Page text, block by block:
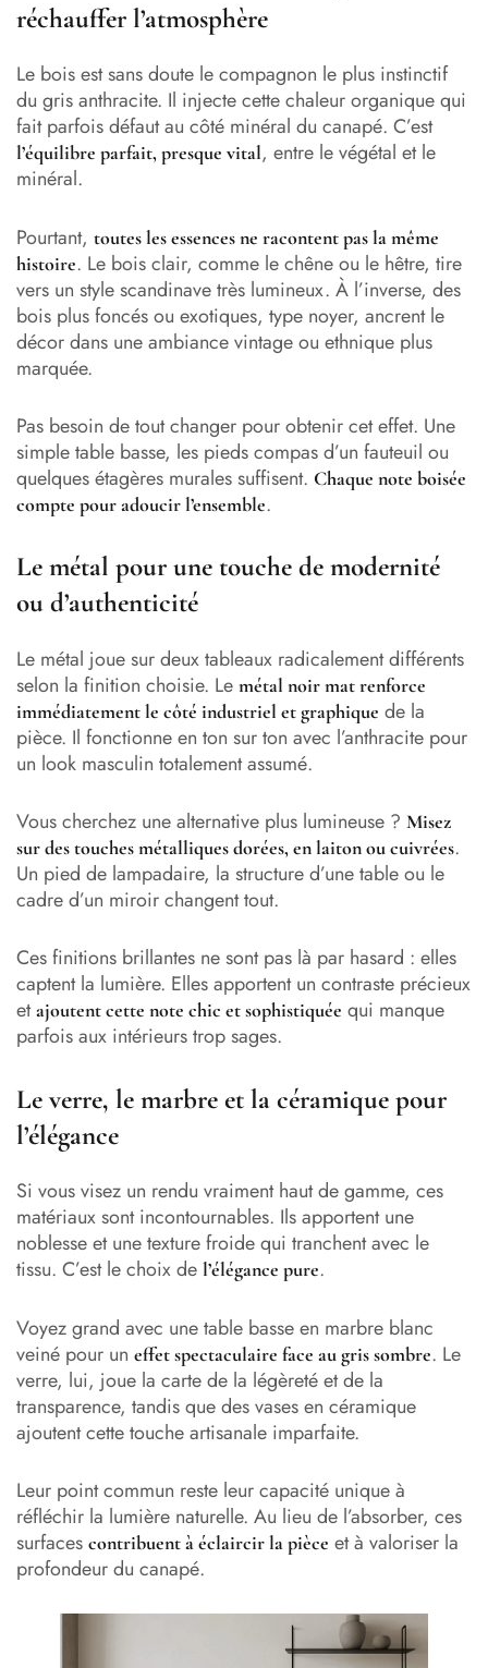
réchauffer l’atmosphère
Le bois est sans doute le compagnon le plus instinctif
du gris anthracite. Il injecte cette chaleur organique qui
fait parfois défaut au côté minéral du canapé. C’est
l’équilibre parfait, presque vital, entre le végétal et le
minéral.
Pourtant, toutes les essences ne racontent pas la même
histoire. Le bois clair, comme le chêne ou le hêtre, tire
vers un style scandinave très lumineux. À l’inverse, des
bois plus foncés ou exotiques, type noyer, ancrent le
décor dans une ambiance vintage ou ethnique plus
marquée.
Pas besoin de tout changer pour obtenir cet effet. Une
simple table basse, les pieds compas d’un fauteuil ou
quelques étagères murales suffisent. Chaque note boisée
compte pour adoucir l’ensemble.
Le métal pour une touche de modernité
ou d’authenticité
Le métal joue sur deux tableaux radicalement différents
selon la finition choisie. Le métal noir mat renforce
immédiatement le côté industriel et graphique de la
pièce. Il fonctionne en ton sur ton avec l’anthracite pour
un look masculin totalement assumé.
Vous cherchez une alternative plus lumineuse ? Misez
sur des touches métalliques dorées, en laiton ou cuivrées.
Un pied de lampadaire, la structure d’une table ou le
cadre d’un miroir changent tout.
Ces finitions brillantes ne sont pas là par hasard : elles
captent la lumière. Elles apportent un contraste précieux
etajoutent cette note chic et sophistiquée qui manque
parfois aux intérieurs trop sages.
Le verre, le marbre et la céramique pour
l’élégance
Si vous visez un rendu vraiment haut de gamme, ces
matériaux sont incontournables. Ils apportent une
noblesse et une texture froide qui tranchent avec le
tissu. C’est le choix de l’élégance pure.
Voyez grand avec une table basse en marbre blanc
veiné pour un effet spectaculaire face au gris sombre. Le
verre, lui, joue la carte de la légèreté et de la
transparence, tandis que des vases en céramique
ajoutent cette touche artisanale imparfaite.
Leur point commun reste leur capacité unique à
réfléchir la lumière naturelle. Au lieu de l’absorber, ces
surfaces contribuent à éclaircir la pièce et à valoriser la
profondeur du canapé.